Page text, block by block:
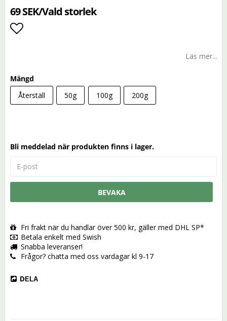
69 SEK/Vald storlek
Läs mer...
Mängd
Återställ
50g 100g 200g
Bli meddelad när produkten finns i lager.
BEVAKA
Fri frakt när du handlar över 500 kr, gäller med DHL SP*
Betala enkelt med Swish
Snabba leveranser!
Frågor? chatta med oss vardagar kl 9-17
DELA